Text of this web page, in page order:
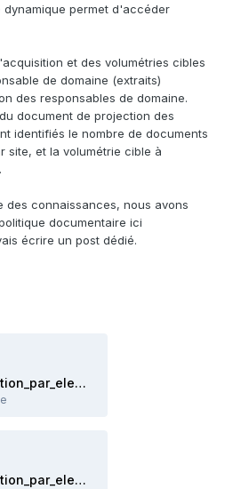
permet d'accéder
et des volumétries cibles
de domaine (extraits)
des responsables de domaine.
document de projection des
identifiés le nombre de documents
site, et la volumétrie cible à
connaissances, nous avons
documentaire ici
écrire un post dédié.
2020_projection_evaluation_par_element_extraits.xlsx
2020_projection_evaluation_par_element_version_suivi_extraits.xlsx